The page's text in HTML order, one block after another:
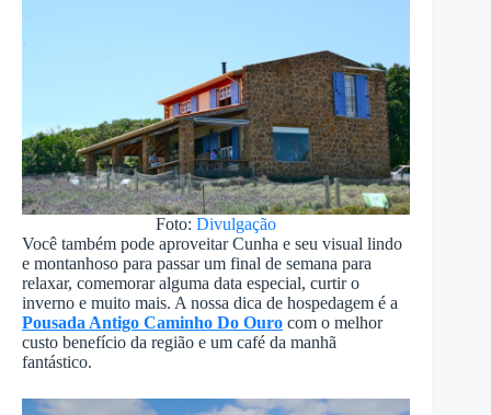
Foto:Divulgação
Você também pode aproveitar Cunha e seu visual lindo
e montanhoso para passar um final de semana para
relaxar, comemorar alguma data especial, curtir o
inverno e muito mais. A nossa dica de hospedagem é a
Pousada Antigo Caminho Do Ouro com o melhor
custo benefício da região e um café da manhã
fantástico.